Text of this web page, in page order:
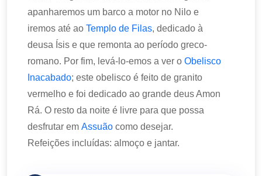
apanharemos um barco a motor no Nilo e
iremos até ao Templo de Filas, dedicado à
deusa Ísis e que remonta ao período greco-
romano. Por fim, levá-lo-emos a ver o Obelisco
Inacabado; este obelisco é feito de granito
vermelho e foi dedicado ao grande deus Amon
Rá. O resto da noite é livre para que possa
desfrutar em Assuão como desejar.
Refeições incluídas: almoço e jantar.